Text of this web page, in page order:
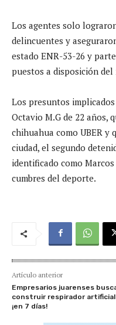
Los agentes solo
delincuentes y
estado ENR-53-26 y
puestos a disposición
Los presuntos
Octavio M.G de 22 años,
chihuahua como UBER y
ciudad, el segundo
identificado como
cumbres del deporte.
Artículo anterior
Empresarios juarenses
construir respirador artificial
¡en 7 días!